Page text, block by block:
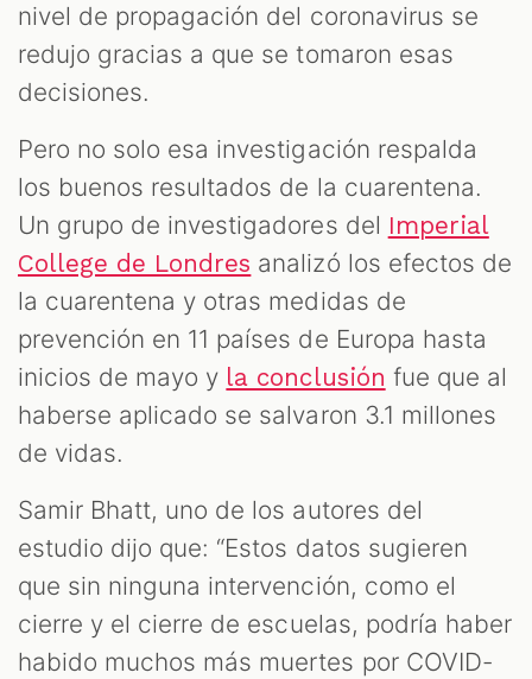
nivel de propagación del coronavirus se
redujo gracias a que se tomaron esas
decisiones.
Pero no solo esa investigación respalda
los buenos resultados de la cuarentena.
Un grupo de investigadores del Imperial
College de Londres analizó los efectos de
la cuarentena y otras medidas de
prevención en 11 países de Europa hasta
inicios de mayo y la conclusión fue que al
haberse aplicado se salvaron 3.1 millones
de vidas.
Samir Bhatt, uno de los autores del
estudio dijo que: “Estos datos sugieren
que sin ninguna intervención, como el
cierre y el cierre de escuelas, podría haber
habido muchos más muertes por COVID-